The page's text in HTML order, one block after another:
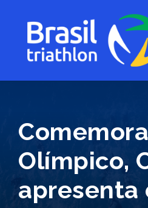
Olímpico,
apresenta